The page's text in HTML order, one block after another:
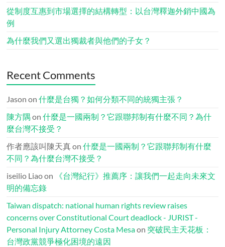
從制度互惠到市場選擇的結構轉型：以台灣釋迦外銷中國為
例
為什麼我們又選出獨裁者與他們的子女？
Recent Comments
Jason on什麼是台獨？如何分類不同的統獨主張？
陳方隅 on什麼是一國兩制？它跟聯邦制有什麼不同？為什
麼台灣不接受？
作者應該叫陳天真on什麼是一國兩制？它跟聯邦制有什麼
不同？為什麼台灣不接受？
iseilio Liaoon
《台灣紀行》推薦序：讓我們一起走向未來文
明的備忘錄
Taiwan dispatch: national human rights review raises
concerns over Constitutional Court deadlock - JURIST -
Personal Injury Attorney Costa Mesaon 突破民主天花板：
台灣政黨競爭極化困境的遠因